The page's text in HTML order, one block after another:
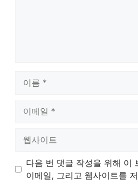
트
다음 번 댓글 작성을 위해 이
이메일, 그리고 웹사이트를